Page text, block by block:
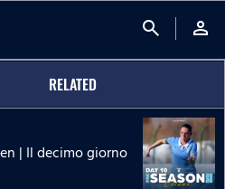
search person
RELATED
| Il decimo giorno